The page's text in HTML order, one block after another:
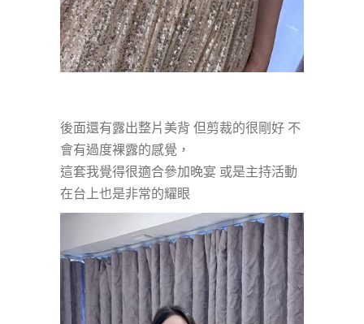
後面還有露出整片美背 但剪裁的很剛好 不
會有過度裸露的感覺，
這套我覺得很適合參加晚宴 或是主持活動
在台上也是非常的耀眼